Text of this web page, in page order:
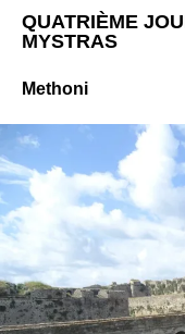
QUATRIÈME
MYSTRAS
Methoni